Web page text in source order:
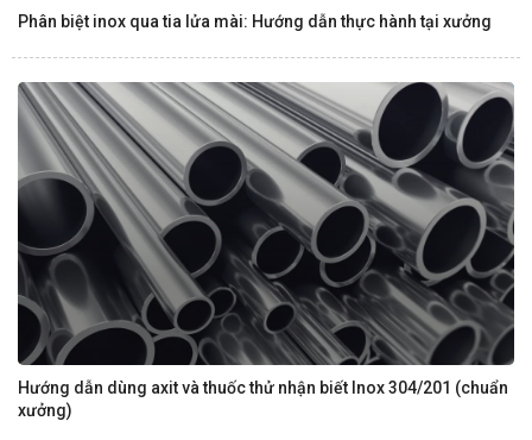
Phân biệt inox qua tia lửa mài: Hướng dẫn thực hành tại xưởng
Hướng dẫn dùng axit và thuốc thử nhận biết Inox 304/201 (chuẩn
xưởng)